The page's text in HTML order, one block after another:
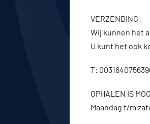
VERZENDING
Wij kunnen het
U kunt het ook
T:
OPHALEN IS
Maandag t/m